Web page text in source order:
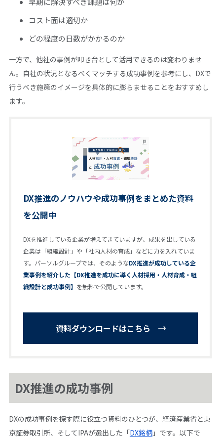
コスト面は適切か
どの程度の日数がかかるのか
一方で、他社の事例が叩き台として活用できるのは変わりませ
ん。自社の状況となるべくマッチする成功事例を参考にし、DXで
行うべき施策のイメージを具体的に膨らませることをおすすめし
ます。
DX推進のノウハウや成功事例をまとめた資料
を公開中
DXを推進している企業が増えてきていますが、成果を出している
企業は「組織設計」や「社内人材の育成」などに力を入れていま
す。パーソルグループでは、そのようなDX推進が成功している企
業事例を紹介した【DX推進を成功に導く人材採用・人材育成・組
織設計と成功事例】 を無料で公開しています。
資料ダウンロードはこちら
DX推進の成功事例
DXの成功事例を探す際に役立つ資料のひとつが、経済産業省と東
京証券取引所、そしてIPAが選出した「DX銘柄」です。以下で